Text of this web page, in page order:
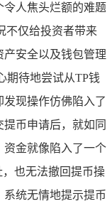
人焦头烂额的难题
仅给投资者带来
安全以及钱包管理
期待地尝试从TP钱
现操作仿佛陷入了
币申请后，就如同
资金就像陷入了一个
也无法撤回提币操
统无情地提示提币